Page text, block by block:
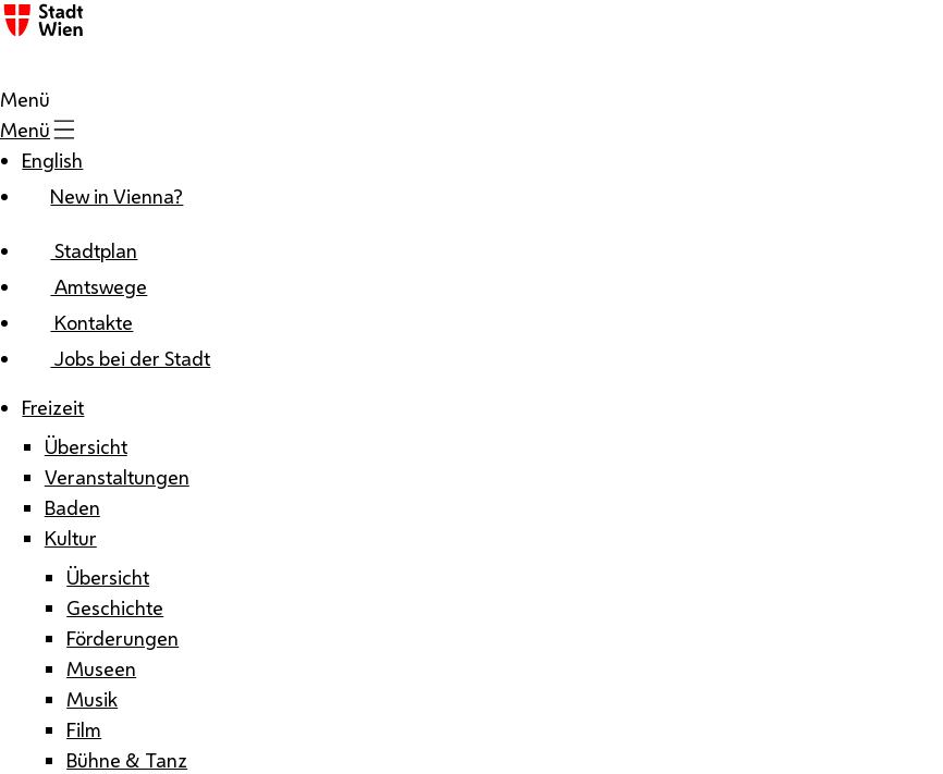
Zum Inhalt
Menü
Menü
English
New in Vienna?
Stadtplan
Amtswege
Kontakte
Jobs bei der Stadt
Freizeit
Übersicht
Veranstaltungen
Baden
Kultur
Übersicht
Geschichte
Förderungen
Museen
Musik
Film
Bühne & Tanz